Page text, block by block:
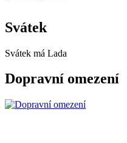
Svátek
Svátek má Lada
Dopravní omezení